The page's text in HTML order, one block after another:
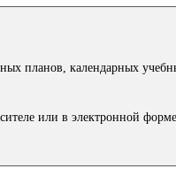
планов, календарных
или в электронной форме